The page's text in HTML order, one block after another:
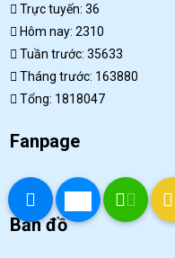
Trực tuyến: 36
Hôm nay: 2310
Tuần trước: 35633
Tháng trước: 163880
Tổng: 1818047
Fanpage
Bản đồ